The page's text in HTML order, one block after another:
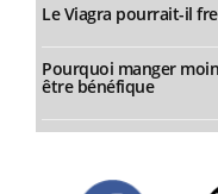
Le Viagra pourrait-il
Pourquoi manger
être bénéfique